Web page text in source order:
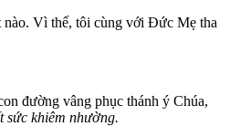
Vì thế, tôi cùng với Đức Mẹ tha
đường vâng phục thánh ý Chúa,
sức khiêm nhường.